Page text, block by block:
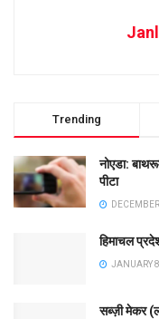
Trending
नोएडा:
पीटा
हिमाचल
JANUARY
सब्ज़ी मेकर